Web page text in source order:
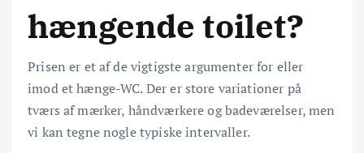
hængende toilet?
Prisen er et af de vigtigste argumenter for eller
imod et hænge-WC. Der er store variationer på
tværs af mærker, håndværkere og badeværelser, men
vi kan tegne nogle typiske intervaller.